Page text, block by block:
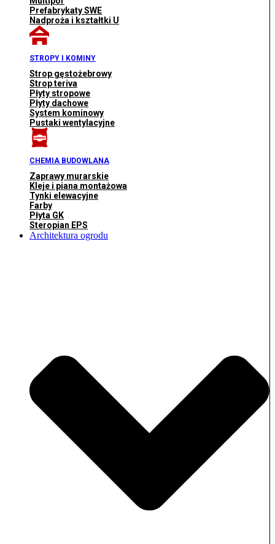
Prefabrykaty SWE
Nadproża i kształtki U
STROPY I KOMINY
Strop gęstożebrowy
Strop teriva
Płyty stropowe
Płyty dachowe
System kominowy
Pustaki wentylacyjne
CHEMIA BUDOWLANA
Zaprawy murarskie
Kleje i piana montażowa
Tynki elewacyjne
Farby
Płyta GK
Steropian EPS
Architektura ogrodu